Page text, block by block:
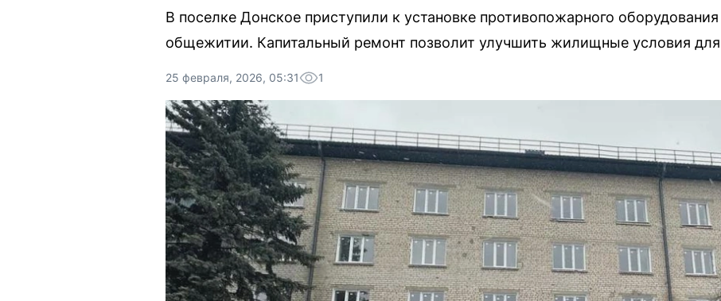
В поселке Донское приступили к установке противопожарного
общежитии. Капитальный ремонт позволит улучшить жилищные условия
25 февраля, 2026, 05:31 1